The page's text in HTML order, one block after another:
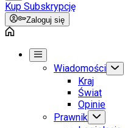
Kup Subskrypcję
Zaloguj się
Wiadomości
Kraj
Świat
Opinie
Prawnik